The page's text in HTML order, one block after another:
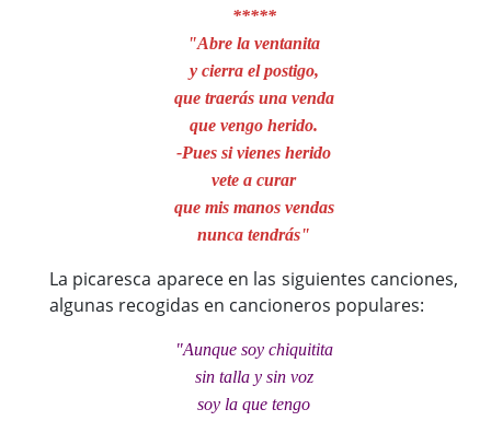
*****
"Abre la ventanita
y cierra el postigo,
que traerás una venda
que vengo herido.
-Pues si vienes herido
vete a curar
que mis manos vendas
nunca tendrás"
La picaresca aparece en las siguientes canciones,
algunas recogidas en cancioneros populares:
"Aunque soy chiquitita
sin talla y sin voz
soy la que tengo